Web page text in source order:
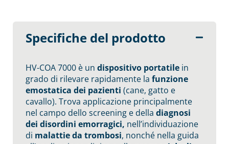
Specifiche del prodotto
HV-COA 7000 è un dispositivo portatile in
grado di rilevare rapidamente la funzione
emostatica dei pazienti (cane, gatto e
cavallo). Trova applicazione principalmente
nel campo dello screening e della diagnosi
dei disordini emorragici, nell’individuazione
di malattie da trombosi, nonché nella guida